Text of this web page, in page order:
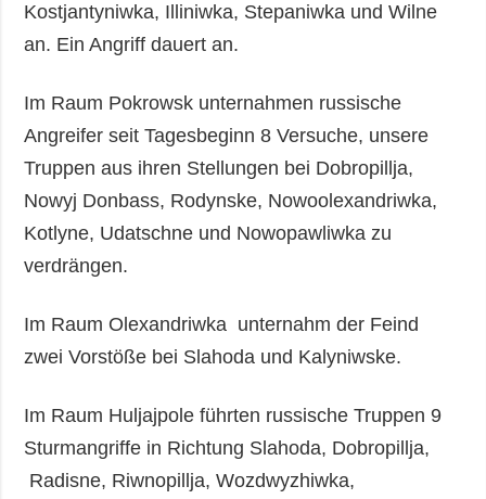
Kostjantyniwka, Illiniwka, Stepaniwka und Wilne
an. Ein Angriff dauert an.
Im Raum Pokrowsk unternahmen russische
Angreifer seit Tagesbeginn 8 Versuche, unsere
Truppen aus ihren Stellungen bei Dobropillja,
Nowyj Donbass, Rodynske, Nowoolexandriwka,
Kotlyne, Udatschne und Nowopawliwka zu
verdrängen.
Im Raum Olexandriwka unternahm der Feind
zwei Vorstöße bei Slahoda und Kalyniwske.
Im Raum Huljajpole führten russische Truppen 9
Sturmangriffe in Richtung Slahoda, Dobropillja,
Radisne, Riwnopillja, Wozdwyzhiwka,